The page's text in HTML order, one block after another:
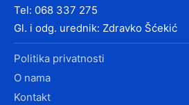
Tel: 068 337 275
Gl. i odg. urednik: Zdravko Šćekić
Politika privatnosti
O nama
Kontakt